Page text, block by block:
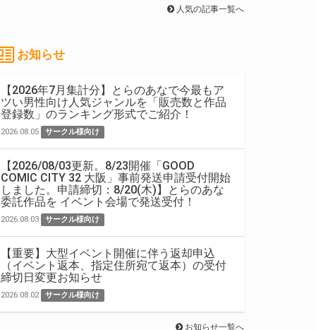
人気の記事一覧へ
お知らせ
【2026年7月集計分】とらのあなで今最もア
ツい男性向け人気ジャンルを「販売数と作品
登録数」のランキング形式でご紹介！
2026.08.05 サークル様向け
【2026/08/03更新。8/23開催「GOOD
COMIC CITY 32 大阪」事前発送申請受付開始
しました。申請締切：8/20(木)】とらのあな
委託作品を イベント会場で発送受付！
2026.08.03 サークル様向け
【重要】大型イベント開催に伴う返却申込
（イベント返本、指定住所宛て返本）の受付
締切日変更お知らせ
2026.08.02 サークル様向け
お知らせ一覧へ